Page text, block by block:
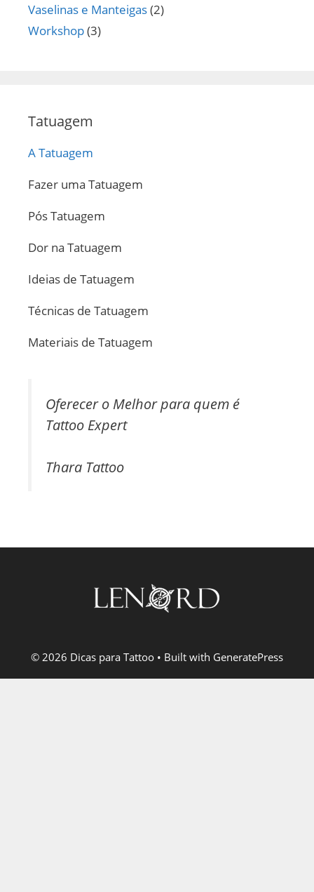
Vaselinas e Manteigas(2)
Workshop(3)
Tatuagem
A Tatuagem
Fazer uma Tatuagem
Pós Tatuagem
Dor na Tatuagem
Ideias de Tatuagem
Técnicas de Tatuagem
Materiais de Tatuagem
Oferecer o Melhor para quem é
Tattoo Expert
Thara Tattoo
© 2026 Dicas para Tattoo • Built with GeneratePress